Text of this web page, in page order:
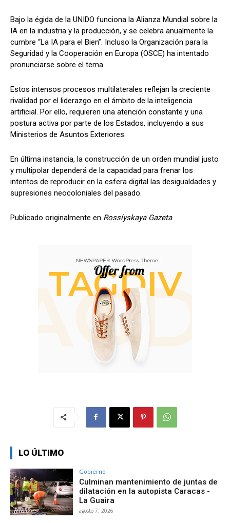
Bajo la égida de la UNIDO funciona la Alianza Mundial sobre la
IA en la industria y la producción, y se celebra anualmente la
cumbre “La IA para el Bien”. Incluso la Organización para la
Seguridad y la Cooperación en Europa (OSCE) ha intentado
pronunciarse sobre el tema.
Estos intensos procesos multilaterales reflejan la creciente
rivalidad por el liderazgo en el ámbito de la inteligencia
artificial. Por ello, requieren una atención constante y una
postura activa por parte de los Estados, incluyendo a sus
Ministerios de Asuntos Exteriores.
En última instancia, la construcción de un orden mundial justo
y multipolar dependerá de la capacidad para frenar los
intentos de reproducir en la esfera digital las desigualdades y
supresiones neocoloniales del pasado.
Publicado originalmente en Rossíyskaya Gazeta
LO ÚLTIMO
Gobierno
Culminan mantenimiento de juntas de
dilatación en la autopista Caracas -
La Guaira
agosto 7, 2026